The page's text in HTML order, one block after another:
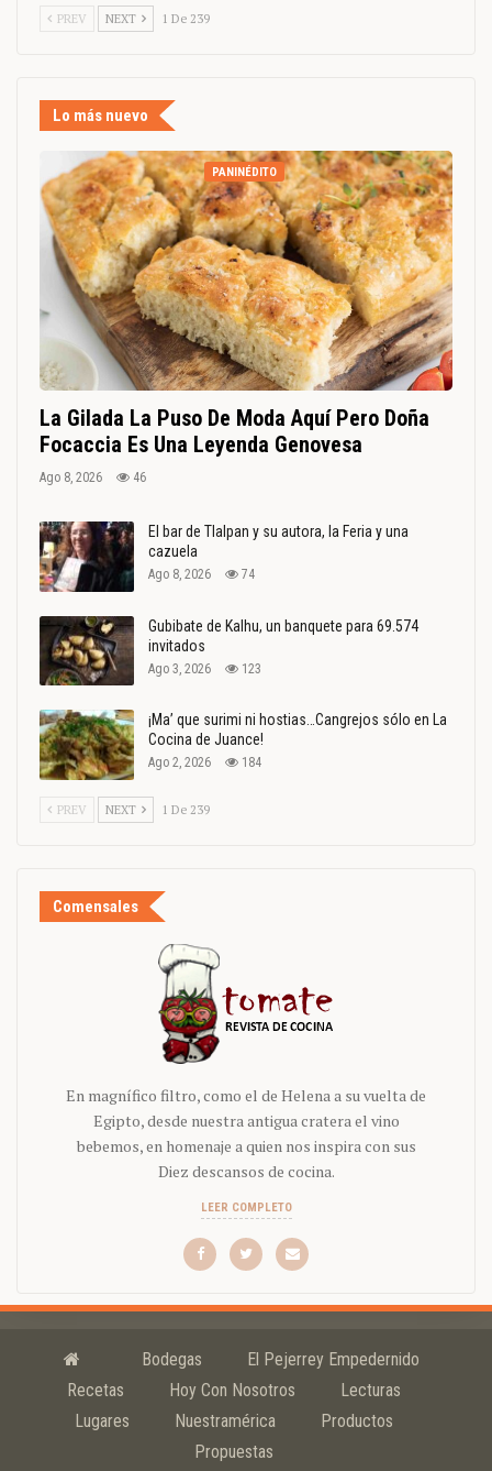
PREV NEXT 1 De 239
Lo más nuevo
PANINÉDITO
La Gilada La Puso De Moda Aquí Pero Doña
Focaccia Es Una Leyenda Genovesa
Ago 8, 2026 46
El bar de Tlalpan y su autora, la Feria y una
cazuela
Ago 8, 2026 74
Gubibate de Kalhu, un banquete para 69.574
invitados
Ago 3, 2026 123
¡Ma’ que surimi ni hostias…Cangrejos sólo en La
Cocina de Juance!
Ago 2, 2026 184
PREV NEXT 1 De 239
Comensales
En magnífico filtro, como el de Helena a su vuelta de
Egipto, desde nuestra antigua cratera el vino
bebemos, en homenaje a quien nos inspira con sus
Diez descansos de cocina.
LEER COMPLETO
Bodegas
El Pejerrey Empedernido
Recetas
Hoy Con Nosotros
Lecturas
Lugares
Nuestramérica
Productos
Propuestas